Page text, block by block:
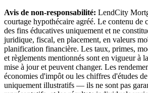
Avis de non-responsabilité: LendCity
courtage hypothécaire agréé. Le contenu de
des fins éducatives uniquement et ne
juridique, fiscal, en placement, en valeurs
planification financière. Les taux, primes,
et règlements mentionnés sont en vigueur à
mise à jour et peuvent changer. Les
économies d'impôt ou les chiffres d'études
uniquement illustratifs — ils ne sont pas